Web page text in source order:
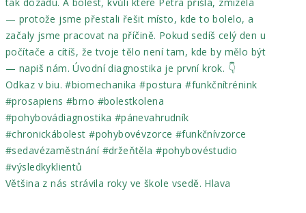
Většina z nás strávila roky ve škole vsedě. Hlava